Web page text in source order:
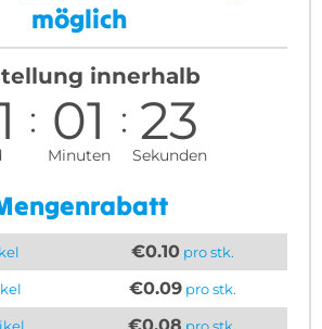
möglich
innerhalb
01
Minuten
22
Sekunden
€0.10pro stk.
€0.09pro stk.